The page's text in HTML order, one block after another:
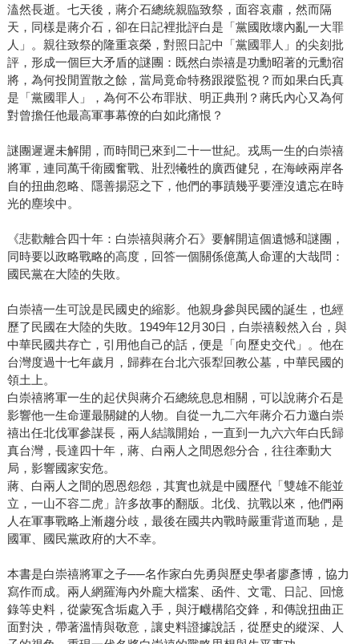
溘然長逝。七天後，蔣介石總統親臨致祭，面容哀肅，然而隔
天，同樣是蔣介石，卻在日記裡批評白是「黨國敗壞內亂一大罪
人」。親往致祭的隆重哀榮，對照日記中「黨國罪人」的尖刻批
評，形成一個巨大矛盾的謎團：既然白崇禧是功勳昭著的元勳宿
將，為何投閒置散之餘，當局竟命特務跟蹤監視？而如果白氏真
是「黨國罪人」，為何不公布罪狀、明正典刑？蔣氏內心又為何
對曾擔任他最高軍事幕僚的白如此痛恨？
謎團遲遲未解開，而時間已來到二十一世紀。戎馬一生的白崇禧
將軍，連同萬千衛國奮戰、壯烈犧牲的廣西健兒，在海峽兩岸各
自的扭曲忽略、隱善揚惡之下，他們的事蹟幾乎要湮沒遺忘在時
光的塵埃中。
《悲歡離合四十年：白崇禧與蔣介石》要解開這個遺憾和謎團，
同時要以政略戰略的高度，回答一個關係億萬人命運的大哉問：
國民黨在大陸的失敗。
白崇禧一生可說是民國史的縮影。他親身參與民國的誕生，也經
歷了民國在大陸的失敗。1949年12月30日，白崇禧毅然入台，與
中華民國共存亡，引用他自己的話，便是「向歷史交代」。他在
台灣度過十七年歲月，歸葬在台北六張犁回教公墓，中華民國的
領土上。
白崇禧將軍一生的起伏與蔣介石總統息息相關，可以說蔣介石是
影響他一生命運最關鍵的人物。自從一九二六年蔣介石力邀白崇
禧出任北伐軍參謀長，兩人結識開始，一直到一九六六年白氏歸
真台灣，長達四十年，蔣、白兩人之間恩怨分合，往往牽動大
局，影響國家安危。
蔣、白兩人之間的恩恩怨怨，其實也就是中國歷代「雙雄不能並
立，一山不容二虎」許多故事的翻版。北伐、抗戰以來，他們兩
人在軍事戰略上漸趨分歧，最後在國共內戰時嚴重背道而馳，是
國軍、國民黨政府的大不幸。
本書是白崇禧將軍之子──名作家白先勇與歷史學者廖彥博，協力
寫作而成。兩人網羅海內外龐大檔案、函件、文電、日記、回憶
錄等史料，從蒙冤含垢處入手，與汙衊構陷交鋒，和傳說扭曲正
面對決，帶著溫情與敬意，讓史料證據說話，從歷史的縱深、人